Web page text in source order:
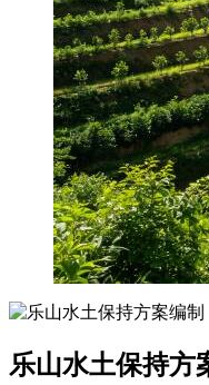
乐山水土保持方